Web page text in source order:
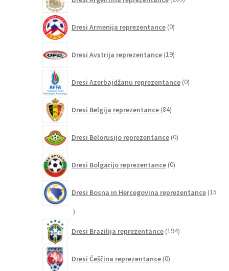
izdelki
Dresi Armenija reprezentance 0izdelkov
Dresi Avstrija reprezentance 19izdelkov
Dresi Azerbajdžanu reprezentance 0izdelkov
Dresi Belgija reprezentance 84izdelkov
Dresi Belorusijo reprezentance 0izdelkov
Dresi Bolgarijo reprezentance 0izdelkov
Dresi Bosna in Hercegovina reprezentance 15
15
Dresi Brazilija reprezentance 194izdelkov
Dresi Češčina reprezentance 0izdelkov